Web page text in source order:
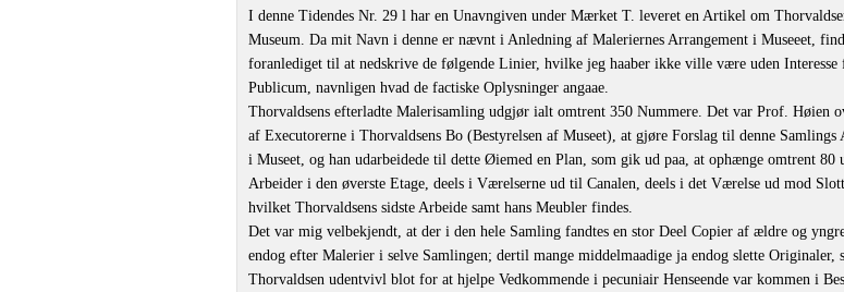
I denne Tidendes Nr. 29 l har en Unavngiven under Mærket T. leveret en Artikel om
Museum. Da mit Navn i denne er nævnt i Anledning af Maleriernes Arrangement i Museeet,
foranlediget til at nedskrive de følgende Linier, hvilke jeg haaber ikke ville være uden Interesse
Publicum, navnligen hvad de factiske Oplysninger angaae.
Thorvaldsens efterladte Malerisamling udgjør ialt omtrent 350 Nummere. Det var Prof. Høien
af Executorerne i Thorvaldsens Bo (Bestyrelsen af Museet), at gjøre Forslag til denne Samlings
i Museet, og han udarbeidede til dette Øiemed en Plan, som gik ud paa, at ophænge omtrent 80
Arbeider i den øverste Etage, deels i Værelserne ud til Canalen, deels i det Værelse ud mod
hvilket Thorvaldsens sidste Arbeide samt hans Meubler findes.
Det var mig velbekjendt, at der i den hele Samling fandtes en stor Deel Copier af ældre og
endog efter Malerier i selve Samlingen; dertil mange middelmaadige ja endog slette Originaler,
Thorvaldsen udentvivl blot for at hjelpe Vedkommende i pecuniair Henseende var kommen i